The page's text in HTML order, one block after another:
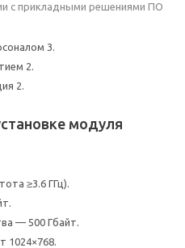
с прикладными решениями ПО
3.
2.
2.
модуля
≥3.6 ГГц).
— 500 Гбайт.
1024×768.